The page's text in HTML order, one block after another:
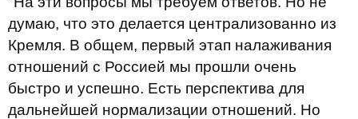
думаю, что это делается централизованно из
Кремля. В общем, первый этап налаживания
отношений с Россией мы прошли очень
быстро и успешно. Есть перспектива для
дальнейшей нормализации отношений. Но